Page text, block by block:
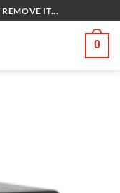
IT...
0